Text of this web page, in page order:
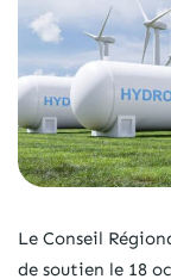
Le Conseil
de soutien le 18